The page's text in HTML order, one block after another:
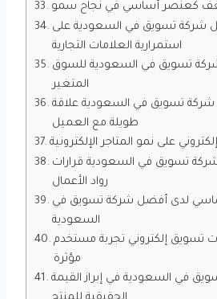
كعنصر أساسي في نجاح سمو
شركة تسويق في السعودية على
استمرارية العلامات التجارية
تسويق في السعودية للسوق
المتغير
تسويق في السعودية علاقة
طويلة مع العميل
على نمو المتاجر الإلكترونية
تسويق في السعودية قرارات
رواد الأعمال
لدى أفضل شركة تسويق في
السعودية
تسويق إلكتروني تجربة مستخدم
مؤثرة
في السعودية في إبراز القيمة